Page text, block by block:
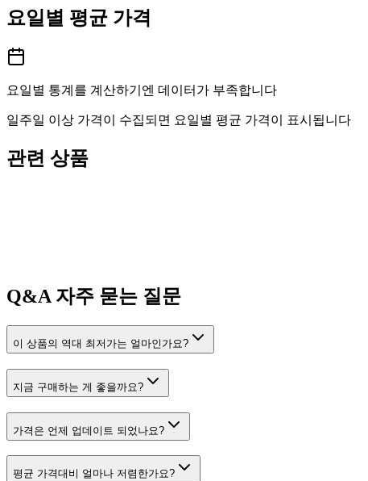
요일별 평균 가격
요일별 통계를 계산하기엔 데이터가 부족합니다
일주일 이상 가격이 수집되면 요일별 평균 가격이 표시됩니다
관련 상품
Q&A자주 묻는 질문
이 상품의 역대 최저가는 얼마인가요?
지금 구매하는 게 좋을까요?
가격은 언제 업데이트 되었나요?
평균 가격대비 얼마나 저렴한가요?